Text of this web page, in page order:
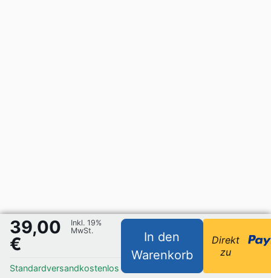
39,00
€
Inkl. 19%
MwSt.
Standardversandkostenlos
In den
Warenkorb
Direkt
zu